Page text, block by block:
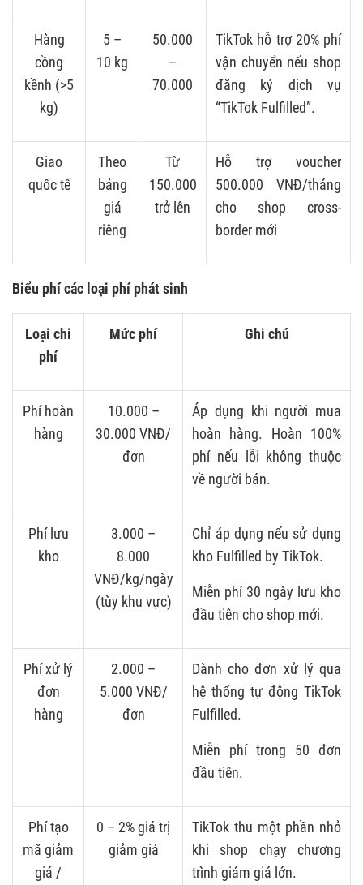
Hàng
cồng
kềnh (>5
kg)
5 –
10 kg
50.000
–
70.000
TikTok hỗ trợ 20% phí
vận chuyển nếu shop
đăng ký dịch vụ
“TikTok Fulfilled”.
Giao
quốc tế
Theo
bảng
giá
riêng
Từ
150.000
trở lên
Hỗ trợ voucher
500.000 VNĐ/tháng
cho shop cross-
border mới
Biểu phí các loại phí phát sinh
Loại chi
phí
Mức phí Ghi chú
Phí hoàn
hàng
10.000 –
30.000 VNĐ/
đơn
Áp dụng khi người mua
hoàn hàng. Hoàn 100%
phí nếu lỗi không thuộc
về người bán.
Phí lưu
kho
3.000 –
8.000
VNĐ/kg/ngày
(tùy khu vực)
Chỉ áp dụng nếu sử dụng
kho Fulfilled by TikTok.
Miễn phí 30 ngày lưu kho
đầu tiên cho shop mới.
Phí xử lý
đơn
hàng
2.000 –
5.000 VNĐ/
đơn
Dành cho đơn xử lý qua
hệ thống tự động TikTok
Fulfilled.
Miễn phí trong 50 đơn
đầu tiên.
Phí tạo
mã giảm
giá /
0 – 2% giá trị
giảm giá
TikTok thu một phần nhỏ
khi shop chạy chương
trình giảm giá lớn.